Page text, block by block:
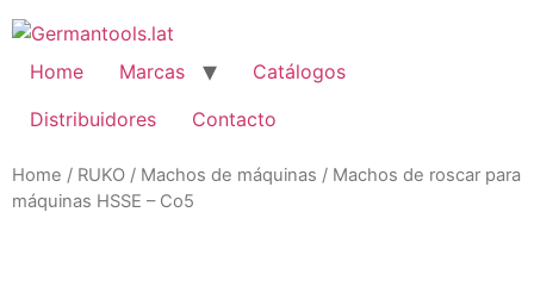
Skip
to
content
Home Marcas
Catálogos
Distribuidores
Contacto
Home / RUKO / Machos de máquinas / Machos de roscar para
máquinas HSSE – Co5